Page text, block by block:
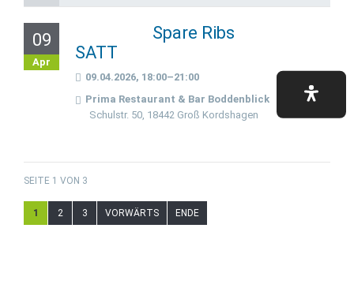
09
Apr
Spare Ribs
SATT
09.04.2026, 18:00–21:00
Prima Restaurant & Bar Boddenblick
Schulstr. 50, 18442 Groß Kordshagen
SEITE 1 VON 3
1 2 3 VORWÄRTS ENDE